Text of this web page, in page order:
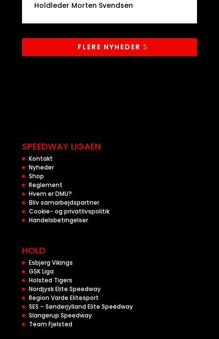
Holdleder Morten Svendsen
FLERE NYHEDER
SPEEDWAY LIGAEN
Kontakt
Nyheder
Shop
Reglement
Hvem er DMU?
Bliv samarbejdspartner
Cookie- og privatlivspolitik
Handelsbetingelser
HOLD
Esbjerg Vikings
GSK Liga
Holsted Tigers
Nordjysk Elite Speedway
Region Varde Elitesport
SES – Sønderjylland Elite Speedway
Slangerup Speedway
Team Fjelsted